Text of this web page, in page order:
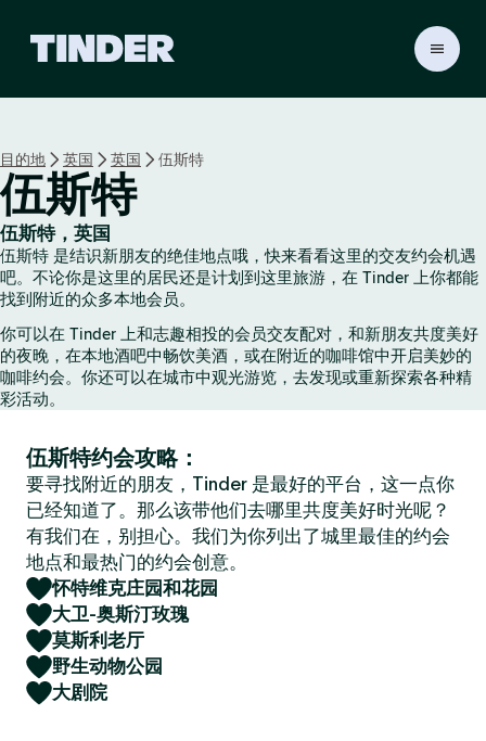
r
目的地 英国 英国 伍斯特
伍斯特
伍斯特，英国
伍斯特 是结识新朋友的绝佳地点哦，快来看看这里的交友约会机遇
吧。不论你是这里的居民还是计划到这里旅游，在 Tinder 上你都能
找到附近的众多本地会员。
你可以在 Tinder 上和志趣相投的会员交友配对，和新朋友共度美好
的夜晚，在本地酒吧中畅饮美酒，或在附近的咖啡馆中开启美妙的
咖啡约会。你还可以在城市中观光游览，去发现或重新探索各种精
彩活动。
伍斯特约会攻略：
要寻找附近的朋友，Tinder 是最好的平台，这一点你
已经知道了。那么该带他们去哪里共度美好时光呢？
有我们在，别担心。我们为你列出了城里最佳的约会
地点和最热门的约会创意。
怀特维克庄园和花园
大卫-奥斯汀玫瑰
莫斯利老厅
野生动物公园
大剧院